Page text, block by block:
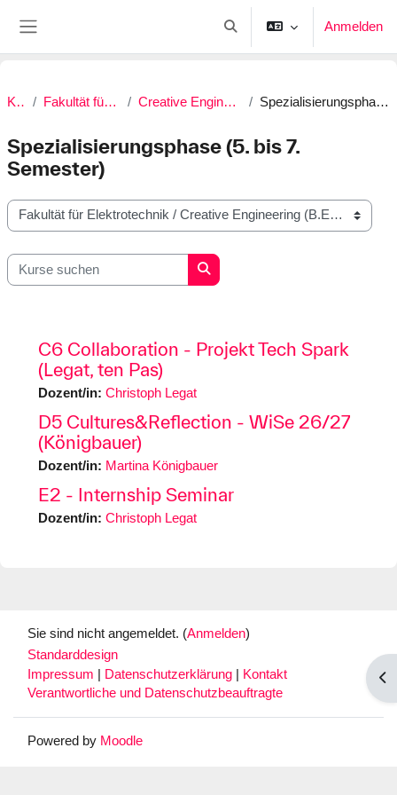
Sucheingabe umschalten
Anmelden
Kurse Fakultät für Elektrotechnik Creative Engineering (B.Eng./B.A.) Spezialisierungsphase (5. bis 7. Semester)
Spezialisierungsphase (5. bis 7.
Semester)
Kursbereiche
Kurse suchen
Kurse suchen
C6 Collaboration - Projekt Tech Spark
(Legat, ten Pas)
Dozent/in: Christoph Legat
D5 Cultures&Reflection - WiSe 26/27
(Königbauer)
Dozent/in: Martina Königbauer
E2 - Internship Seminar
Dozent/in: Christoph Legat
Sie sind nicht angemeldet. (Anmelden)
Standarddesign
Impressum
Datenschutzerklärung
Kontakt
Verantwortliche und Datenschutzbeauftragte
Powered by Moodle